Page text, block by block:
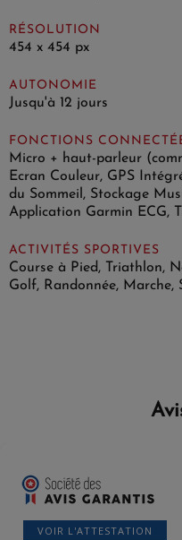
RÉSOLUTION
454 x 454 px
AUTONOMIE
Jusqu'à 12 jours
FONCTIONS
Micro + haut-parleur
Ecran Couleur, GPS
du Sommeil, Stockage
Application Garmin ECG,
ACTIVITÉS SPORTIVES
Course à Pied, Triathlon,
Golf, Randonnée, Marche,
VOIR L'ATTESTATION